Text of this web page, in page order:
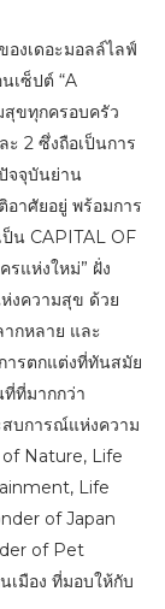
องเดอะมอลล์ไลฟ์
เซ็ปต์ “A
ขทุกครอบครัว
2 ซึ่งถือเป็นการ
จจุบันย่าน
าศัยอยู่ พร้อมการ
น CAPITAL OF
แห่งใหม่” ฝั่ง
งความสุข ด้วย
กหลาย และ
ารตกแต่งที่ทันสมัย
ที่มากกว่า
บการณ์แห่งความ
Nature, Life
Life
of Japan
of Pet
เมือง ที่มอบให้กับ